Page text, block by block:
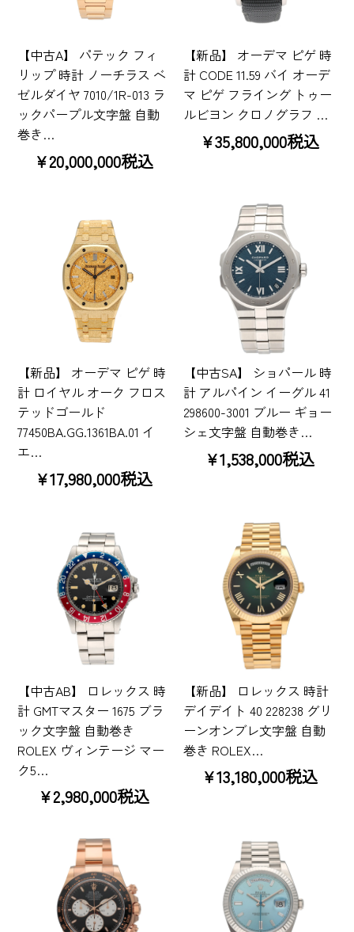
【中古A】 パテック フィ
リップ 時計 ノーチラス ベ
ゼルダイヤ 7010/1R-013 ラ
ックパープル文字盤 自動
巻き…
¥20,000,000税込
【新品】 オーデマ ピゲ 時
計 CODE 11.59 バイ オーデ
マ ピゲ フライング トゥー
ルビヨン クロノグラフ …
¥35,800,000税込
【新品】 オーデマ ピゲ 時
計 ロイヤル オーク フロス
テッドゴールド
77450BA.GG.1361BA.01 イ
エ…
¥17,980,000税込
【中古SA】 ショパール 時
計 アルパイン イーグル 41
298600-3001 ブルー ギョー
シェ文字盤 自動巻き…
¥1,538,000税込
【中古AB】 ロレックス 時
計 GMTマスター 1675 ブラ
ック文字盤 自動巻き
ROLEX ヴィンテージ マー
ク5…
¥2,980,000税込
【新品】 ロレックス 時計
デイデイト 40 228238 グリ
ーンオンブレ文字盤 自動
巻き ROLEX…
¥13,180,000税込